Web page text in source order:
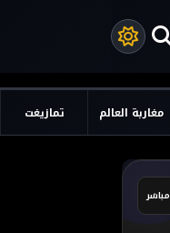
مغاربة العالم تمازيغت
مباشر